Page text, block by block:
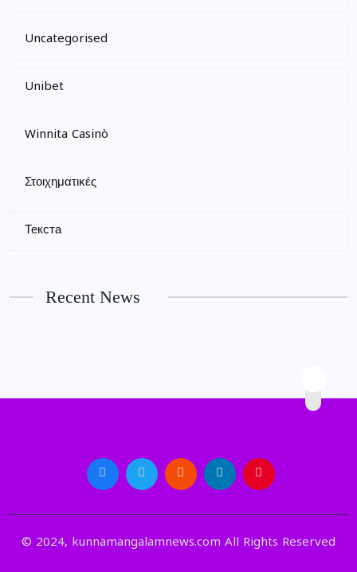
Uncategorised
Unibet
Winnita Casinò
Στοιχηματικές
Текста
Recent News
© 2024, kunnamangalamnews.com All Rights Reserved